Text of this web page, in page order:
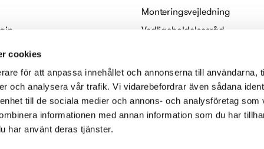
cookies
för att anpassa innehållet och annonserna till användarna,
och analysera vår trafik. Vi vidarebefordrar även sådana
till de sociala medier och annons- och analysföretag som
informationen med annan information som du har
har använt deras tjänster.
Monteringsvejledning
Vedligeholdelsesråd
Digitale brochurer